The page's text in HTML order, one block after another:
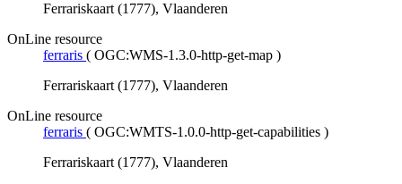
Ferrariskaart (1777), Vlaanderen
OnLine resource
ferraris ( OGC:WMS-1.3.0-http-get-map )
Ferrariskaart (1777), Vlaanderen
OnLine resource
ferraris ( OGC:WMTS-1.0.0-http-get-capabilities )
Ferrariskaart (1777), Vlaanderen